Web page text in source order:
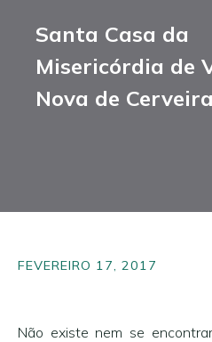
Santa Casa da
Misericórdia de
Nova de Cerveira
FEVEREIRO 17, 2017
Não existe nem se